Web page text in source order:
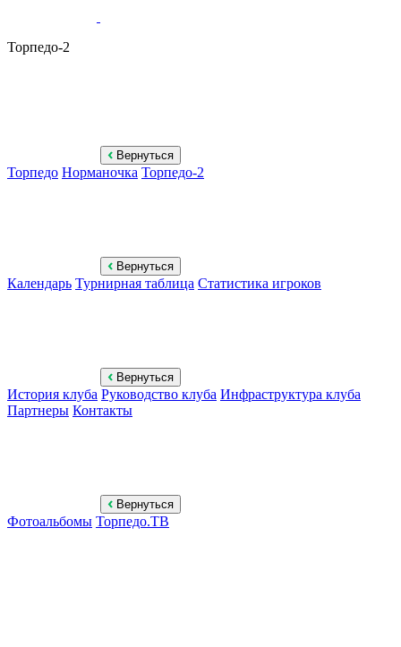
Торпедо-2
Вернуться
Торпедо Норманочка Торпедо-2
Вернуться
Календарь Турнирная таблица Статистика игроков
Вернуться
История клуба Руководство клуба Инфраструктура клуба
Партнеры Контакты
Вернуться
Фотоальбомы Торпедо.ТВ